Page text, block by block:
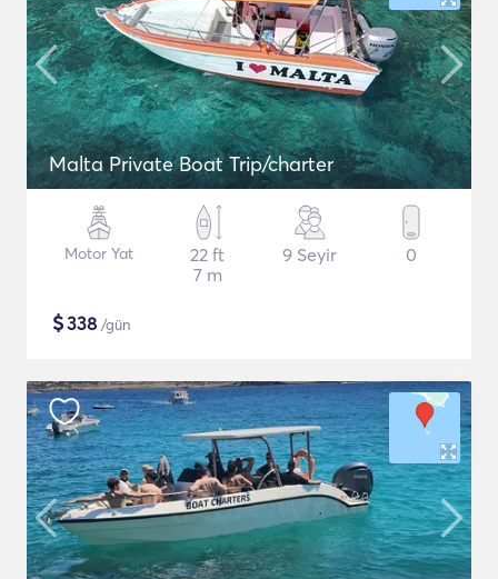
Malta Private Boat Trip/charter
Motor Yat
22 ft
7 m
9 Seyir 0
$338 /gün